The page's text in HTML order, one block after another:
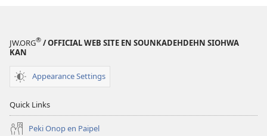
Ke
JW.ORG® / OFFICIAL WEB SITE EN SOUNKADEHDEHN SIOHWA
KAN
Appearance Settings
Quick Links
Peki Onop en Paipel